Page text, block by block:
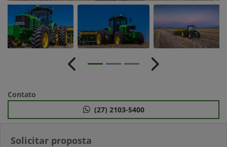
Solicitar proposta
Anterior Próximo
Contato
(27) 2103-5400